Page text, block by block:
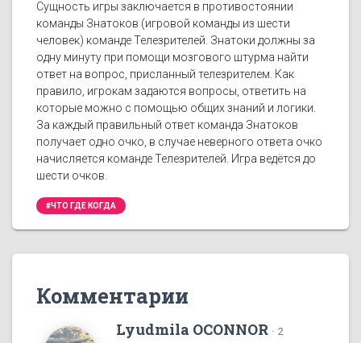
Сущность игры заключается в противостоянии
команды Знатоков (игровой команды из шести
человек) команде Телезрителей. Знатоки должны за
одну минуту при помощи мозгового штурма найти
ответ на вопрос, присланный телезрителем. Как
правило, игрокам задаются вопросы, ответить на
которые можно с помощью общих знаний и логики.
За каждый правильный ответ команда Знатоков
получает одно очко, в случае неверного ответа очко
начисляется команде Телезрителей. Игра ведётся до
шести очков.
#ЧТО ГДЕ КОГДА
Комментарии
Lyudmila OCONNOR · 2